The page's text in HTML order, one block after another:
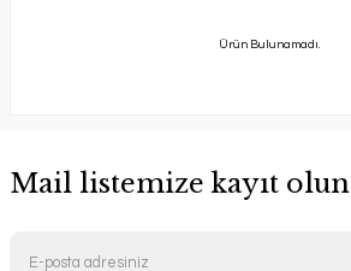
Ürün Bulunamadı.
Mail listemize kayıt olun